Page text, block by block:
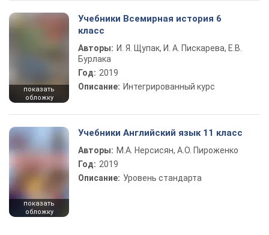
показать
обложку
Учебники Всемирная история 6
класс
Авторы: И. Я. Щупак, И. А. Пискарева, Е.В.
Бурлака
Год: 2019
Описание: Интегрированный курс
показать
обложку
Учебники Английский язык 11 класс
Авторы: М.А. Нерсисян, А.О. Пироженко
Год: 2019
Описание: Уровень стандарта